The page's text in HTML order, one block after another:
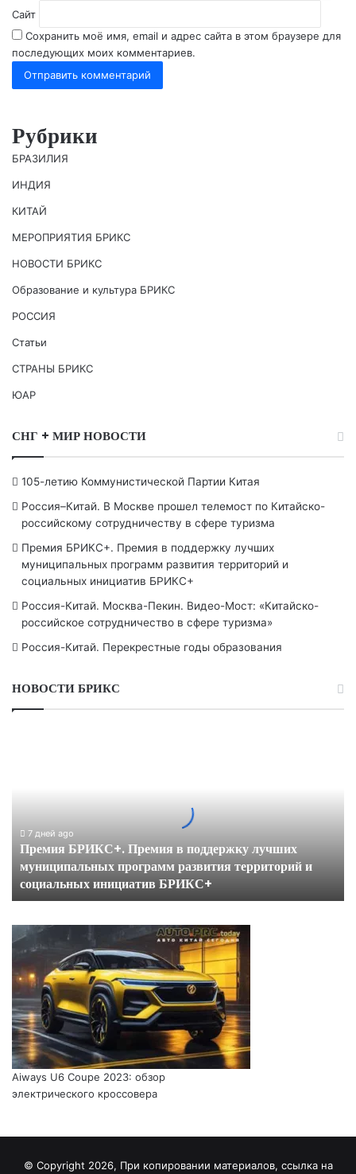
Сайт
Сохранить моё имя, email и адрес сайта в этом браузере для
последующих моих комментариев.
Рубрики
БРАЗИЛИЯ
ИНДИЯ
КИТАЙ
МЕРОПРИЯТИЯ БРИКС
НОВОСТИ БРИКС
Образование и культура БРИКС
РОССИЯ
Статьи
СТРАНЫ БРИКС
ЮАР
СНГ + МИР НОВОСТИ
105-летию Коммунистической Партии Китая
Россия–Китай. В Москве прошел телемост по Китайско-
российскому сотрудничеству в сфере туризма
Премия БРИКС+. Премия в поддержку лучших
муниципальных программ развития территорий и
социальных инициатив БРИКС+
Россия-Китай. Москва-Пекин. Видео-Мост: «Китайско-
российское сотрудничество в сфере туризма»
Россия-Китай. Перекрестные годы образования
НОВОСТИ БРИКС
муниципальных
программ
развития
территорий
и
инициатив
БРИКС+
7 дней ago
Премия БРИКС+. Премия в поддержку лучших
муниципальных программ развития территорий и
социальных инициатив БРИКС+
Aiways U6 Coupe 2023: обзор
электрического кроссовера
© Copyright 2026, При копировании материалов, ссылка на